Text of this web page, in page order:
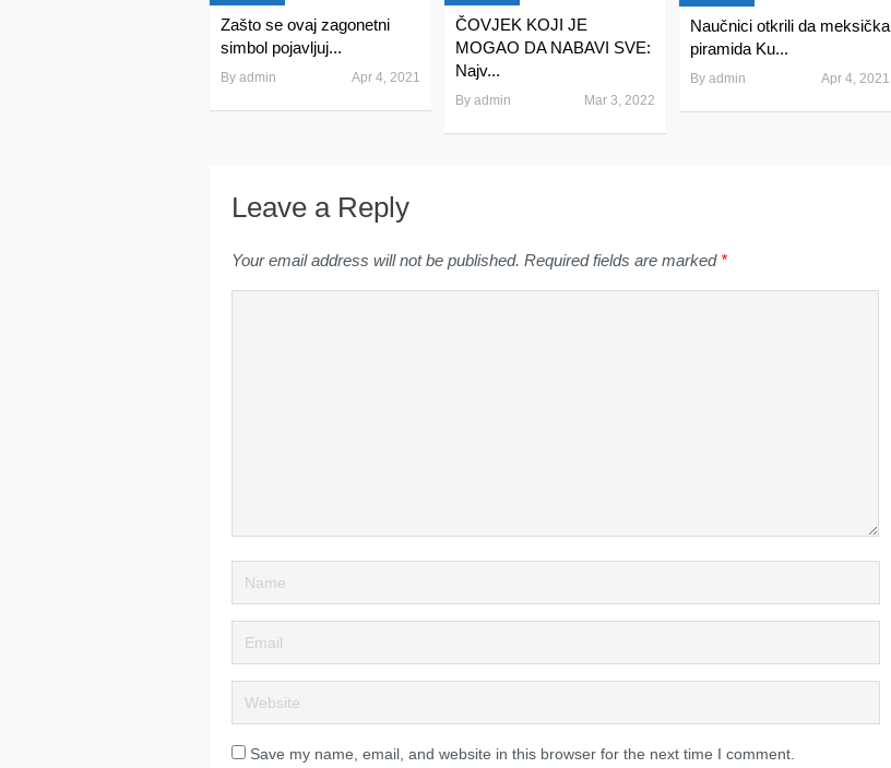
Zašto se ovaj zagonetni
simbol pojavljuj...
By admin Apr 4, 2021
ČOVJEK KOJI JE
MOGAO DA NABAVI SVE:
Najv...
By admin Mar 3, 2022
Naučnici otkrili da meksička
piramida Ku...
By admin Apr 4, 2021
Leave a Reply
Your email address will not be published. Required fields are marked *
Save my name, email, and website in this browser for the next time I comment.